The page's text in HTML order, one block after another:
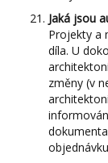
Jaká jsou
Projekty a
díla. U
změny (v